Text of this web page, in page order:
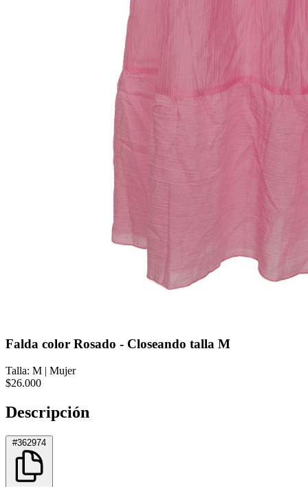
Falda color Rosado - Closeando talla M
Talla: M | Mujer
$26.000
Descripción
#362974